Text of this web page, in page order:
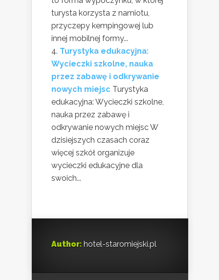
turysta korzysta z namiotu,
przyczepy kempingowej lub
innej mobilnej formy...
Turystyka edukacyjna:
Wycieczki szkolne, nauka
przez zabawę i odkrywanie
nowych miejsc Turystyka
edukacyjna: Wycieczki szkolne,
nauka przez zabawę i
odkrywanie nowych miejsc W
dzisiejszych czasach coraz
więcej szkół organizuje
wycieczki edukacyjne dla
swoich...
Author: hotel-staromiejski.pl